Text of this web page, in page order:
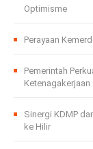
Optimisme
Perayaan
Pemerintah
Ketenagakerjaan
Sinergi KDMP
ke Hilir